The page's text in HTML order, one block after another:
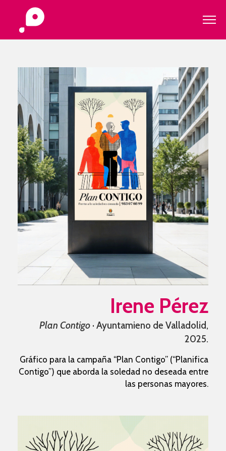
Irene Pérez
Plan Contigo · Ayuntamieno de Valladolid,
2025.
Gráfico para la campaña “Plan Contigo” (“Planifica
Contigo”) que aborda la soledad no deseada entre
las personas mayores.